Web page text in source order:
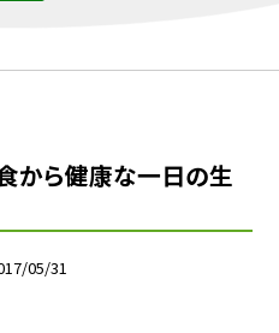
から健康な一日の生
05/31